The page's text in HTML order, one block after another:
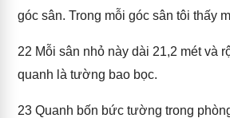
góc sân. Trong mỗi góc sân tôi thấy
22 Mỗi sân nhỏ này dài 21,2 mét và
quanh là tường bao bọc.
23 Quanh bốn bức tường trong